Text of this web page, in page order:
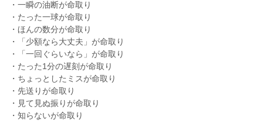
・一瞬の油断が命取り
・たった一球が命取り
・ほんの数分が命取り
・「少額なら大丈夫」が命取り
・「一回ぐらいなら」が命取り
・たった1分の遅刻が命取り
・ちょっとしたミスが命取り
・先送りが命取り
・見て見ぬ振りが命取り
・知らないが命取り